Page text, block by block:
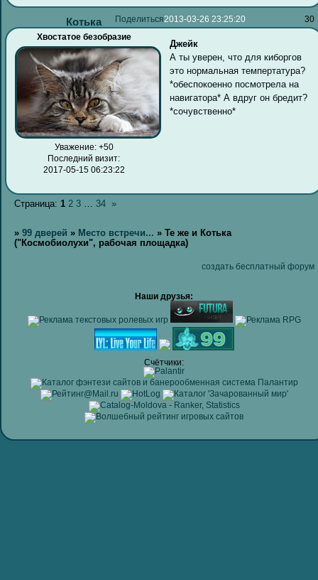
Поделиться 30
2013-03-26 23:25:20
Котька
Хвостатое безобразие
Уважение: +50
Последний визит:
2017-05-15 06:23:22
Джейк
А ты уверен, что для киборгов
это нормальная темпертатура?
*обеспокоенно посмотрела на
навигатора* А вдруг он бредит?
*сочувственно*
Страница: 1 2 3 34 »
» 99 дверей » Место встречи... » Те же и Котька
("Космобиолухи", рабочая площадка)
создать бесплатный форум
Наши друзья:
Счётчики: